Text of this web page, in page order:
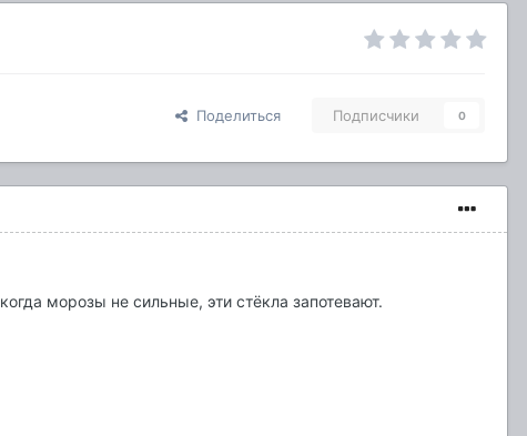
Поделиться Подписчики 0
морозы не сильные, эти стёкла запотевают.